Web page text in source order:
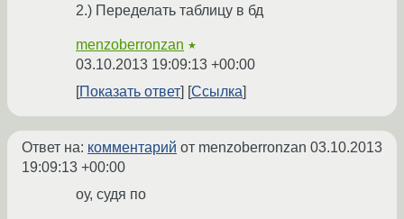
2.) Переделать таблицу в бд
menzoberronzan ★
03.10.2013 19:09:13 +00:00
Показать ответ
Ссылка
Ответ на: комментарий от menzoberronzan 03.10.2013
19:09:13 +00:00
оу, судя по